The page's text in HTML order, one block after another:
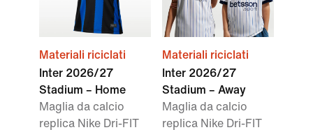
Materiali riciclati
Inter 2026/27
Stadium – Home
Maglia da calcio
replica Nike Dri-FIT
Materiali riciclati
Inter 2026/27
Stadium – Away
Maglia da calcio
replica Nike Dri-FIT